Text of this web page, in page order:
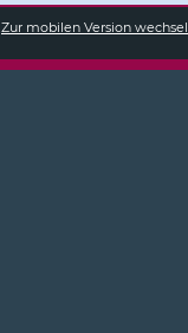
Zur mobilen Version